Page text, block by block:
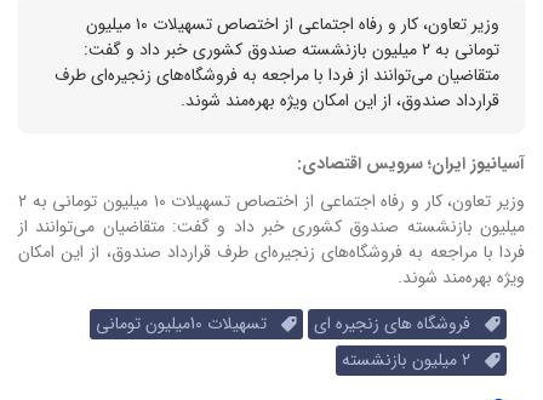
وزیر تعاون، کار و رفاه اجتماعی از اختصاص تسهیلات ۱۰ میلیون
تومانی به ۲ میلیون بازنشسته صندوق کشوری خبر داد و گفت:
متقاضیان می‌توانند از فردا با مراجعه به فروشگاه‌های زنجیره‌ای طرف
قرارداد صندوق، از این امکان ویژه بهره‌مند شوند.
آسیانیوز ایران؛ سرویس اقتصادی:
وزیر تعاون، کار و رفاه اجتماعی از اختصاص تسهیلات ۱۰ میلیون تومانی به ۲
میلیون بازنشسته صندوق کشوری خبر داد و گفت: متقاضیان می‌توانند از
فردا با مراجعه به فروشگاه‌های زنجیره‌ای طرف قرارداد صندوق، از این امکان
ویژه بهره‌مند شوند.
فروشگاه های زنجیره ای
تسهیلات 10میلیون تومانی